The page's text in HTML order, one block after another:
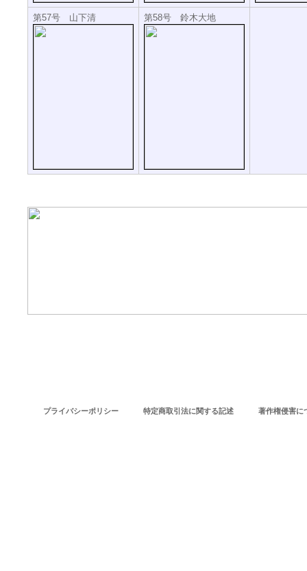
第57号 山下清 第58号 鈴木大地
プライバシーポリシー 特定商取引法に関する記述 著作権侵害に